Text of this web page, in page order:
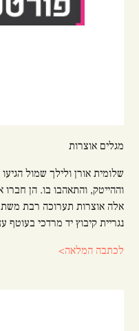
מגלים אוצרות
שלומית אורן ולילך שמול
וההייטק, והתאהבו בו. הן
אלה אוצרות תערוכה רבת
נגריית קיבוץ יד מרדכי בעוטף
לכתבה המלאה>